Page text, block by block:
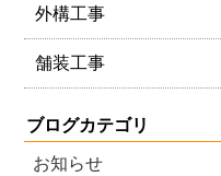
外構工事
舗装工事
ブログカテゴリ
お知らせ